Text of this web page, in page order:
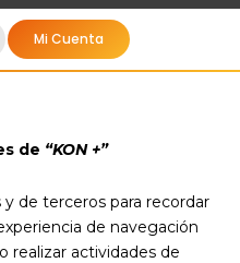
Mi Cuenta
de “KON +”
de terceros para recordar
de navegación
realizar actividades de